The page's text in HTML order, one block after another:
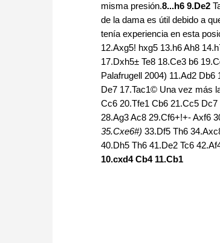
misma presión.8...h6 9.De2
de la dama es útil debido a
tenía experiencia en esta
12.Axg5! hxg5 13.h6 Ah8
17.Dxh5± Te8 18.Ce3 b6
Palafrugell 2004) 11.Ad2
De7 17.Tac1© Una vez más
Cc6 20.Tfe1 Cb6 21.Cc5
28.Ag3 Ac8 29.Cf6+!+- Axf6
35.Cxe6#) 33.Df5 Th6
40.Dh5 Th6 41.De2 Tc6
10.cxd4 Cb4 11.Cb1